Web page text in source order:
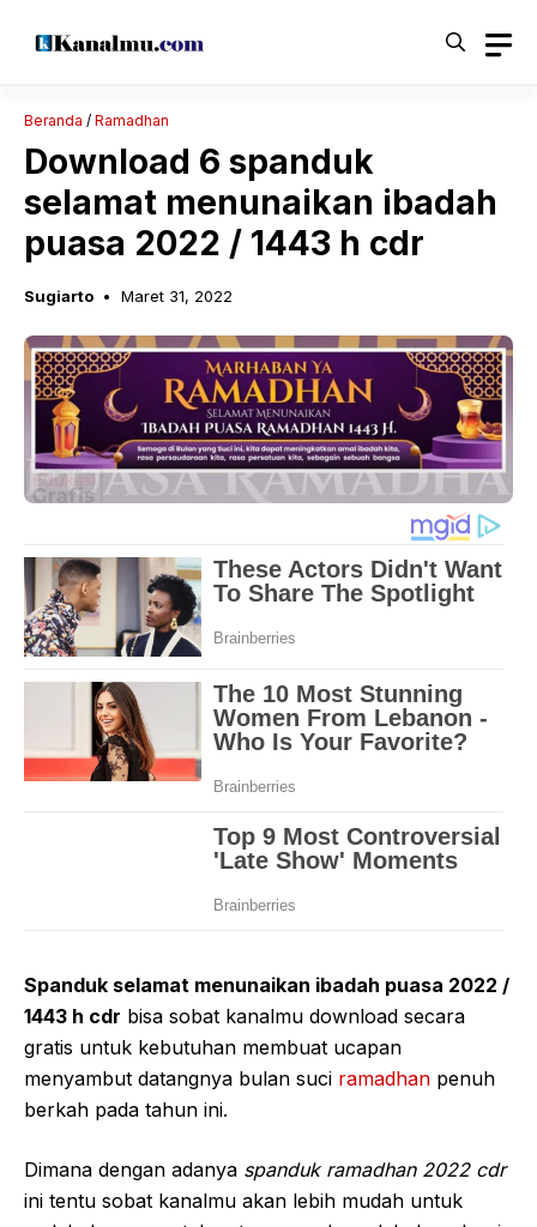
Beranda / Ramadhan
Download 6 spanduk
selamat menunaikan ibadah
puasa 2022 / 1443 h cdr
Sugiarto Maret 31, 2022
Spanduk selamat menunaikan ibadah puasa 2022 /
1443 h cdr bisa sobat kanalmu download secara
gratis untuk kebutuhan membuat ucapan
menyambut datangnya bulan suci ramadhan penuh
berkah pada tahun ini.
Dimana dengan adanya spanduk ramadhan 2022 cdr
ini tentu sobat kanalmu akan lebih mudah untuk